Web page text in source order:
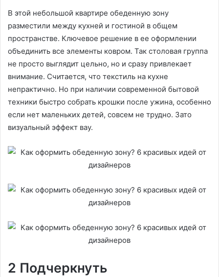
В этой небольшой квартире обеденную зону
разместили между кухней и гостиной в общем
пространстве. Ключевое решение в ее оформлении
объединить все элементы ковром. Так столовая группа
не просто выглядит цельно, но и сразу привлекает
внимание. Считается, что текстиль на кухне
непрактично. Но при наличии современной бытовой
техники быстро собрать крошки после ужина, особенно
если нет маленьких детей, совсем не трудно. Зато
визуальный эффект вау.
2 Подчеркнуть